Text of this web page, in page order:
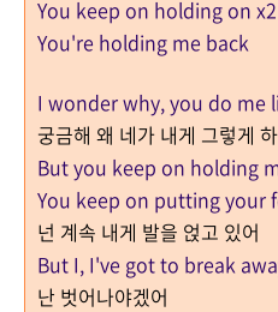
You keep on holding on x2
You're holding me back
I wonder why, you do me
궁금해 왜 네가 내게 그렇게
But you keep on holding
You keep on putting your
넌 계속 내게 발을 얹고 있어
But I, I've got to break
난 벗어나야겠어